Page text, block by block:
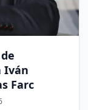
Iván
Farc